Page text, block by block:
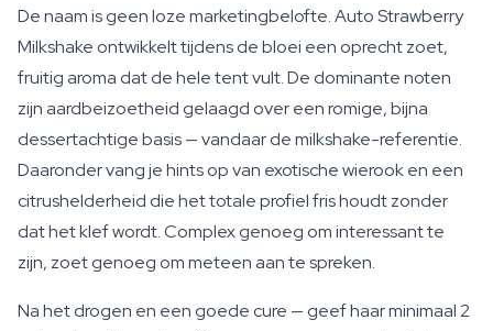
De naam is geen loze marketingbelofte. Auto Strawberry
Milkshake ontwikkelt tijdens de bloei een oprecht zoet,
fruitig aroma dat de hele tent vult. De dominante noten
zijn aardbeizoetheid gelaagd over een romige, bijna
dessertachtige basis — vandaar de milkshake-referentie.
Daaronder vang je hints op van exotische wierook en een
citrushelderheid die het totale profiel fris houdt zonder
dat het klef wordt. Complex genoeg om interessant te
zijn, zoet genoeg om meteen aan te spreken.
Na het drogen en een goede cure — geef haar minimaal 2